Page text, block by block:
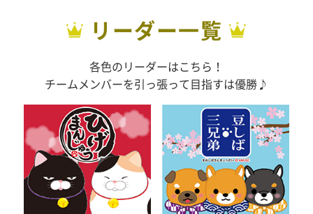
リーダー一覧
各色のリーダーはこちら！
チームメンバーを引っ張って目指すは優勝♪